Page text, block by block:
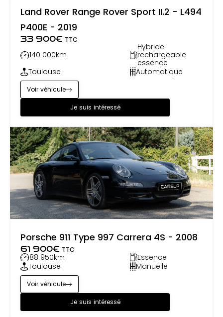
Land Rover Range Rover Sport II.2 - L494
P400E - 2019
33 900€ TTC
140 000km
Hybride
rechargeable
essence
Toulouse
Automatique
Je suis intéressé
Voir véhicule
Porsche 911 Type 997 Carrera 4S - 2008
61 900€ TTC
88 950km
Essence
Toulouse
Manuelle
Je suis intéressé
Voir véhicule